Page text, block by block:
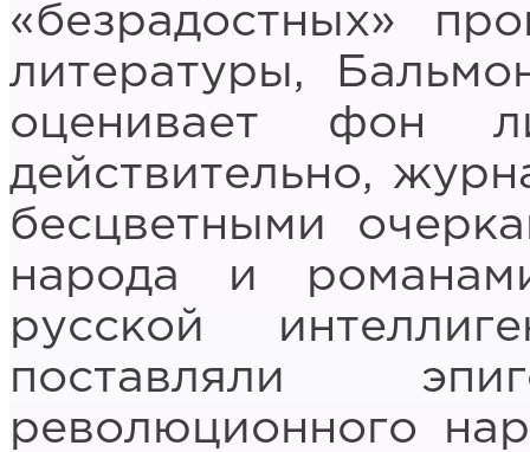
«безрадостных»
литературы,
оценивает фон
действительно,
бесцветными
народа и
русской
поставляли
революционного